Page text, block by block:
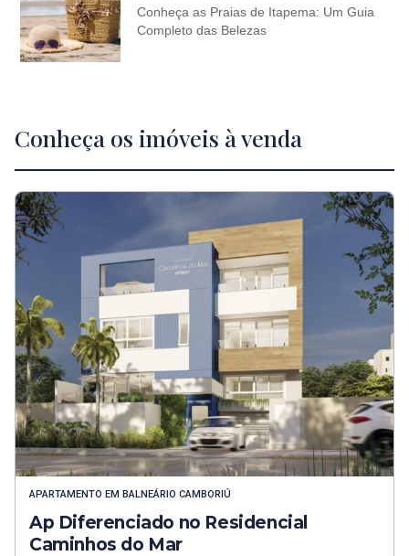
Conheça as Praias de Itapema: Um Guia
Completo das Belezas
Conheça os imóveis à venda
APARTAMENTO EM BALNEÁRIO CAMBORIÚ
Ap Diferenciado no Residencial
Caminhos do Mar